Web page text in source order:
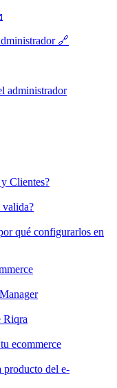
🔗
administrador
Clientes?
valida?
qué configurarlos en
Riqra
ecommerce
producto del e-